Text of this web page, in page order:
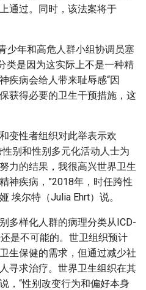
通过。同时，该法案将于
少年和高危人群小组协调员塞
类是因为这实际上不是一种精
疾病会给人带来耻辱感“因
获得必要的卫生干预措施，这
变性者组织对此举表示欢
别和性别多元化活动人士为
力的结果，我很高兴世界卫生
神疾病，”2018年，时任跨性
埃尔特（Julia Ehrt）说。
多样化人群的病理分类从ICD-
是不可能的。世卫组织预计
生保健的需求，但通过减少社
寻求治疗。世界卫生组织在其
，“性别改变行为和偏好本身